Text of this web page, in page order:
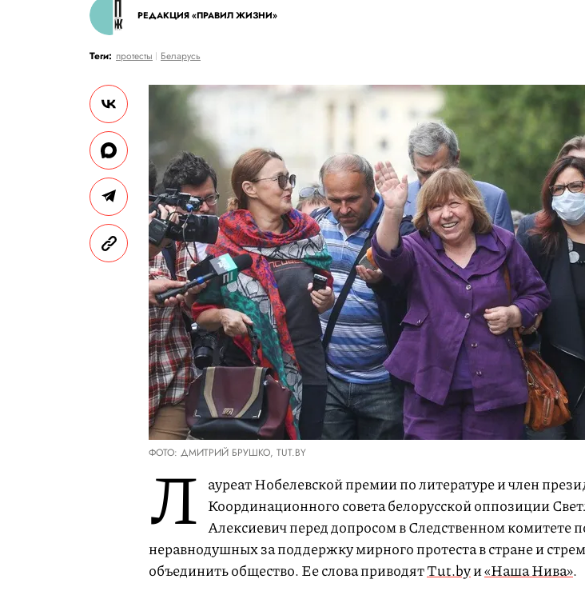
РЕДАКЦИЯ «ПРАВИЛ ЖИЗНИ»
Теги: протесты Беларусь
ФОТО: ДМИТРИЙ БРУШКО, TUT.BY
Л ауреат Нобелевской премии по литературе и член
Координационного совета белорусской оппозиции
Алексиевич перед допросом в Следственном комитете
неравнодушных за поддержку мирного протеста в стране и
объединить общество. Ее слова приводятTut.byи«Наша Нива».